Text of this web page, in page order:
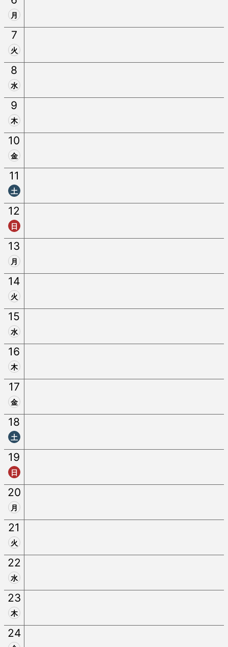
月
7
火
8
水
9
木
10
金
11
土
12
日
13
月
14
火
15
水
16
木
17
金
18
土
19
日
20
月
21
火
22
水
23
木
24